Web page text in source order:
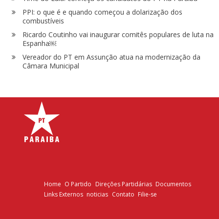
PPI: o que é e quando começou a dolarização dos
combustíveis
Ricardo Coutinho vai inaugurar comitês populares de luta na
Espanha￼
Vereador do PT em Assunção atua na modernização da
Câmara Municipal
Home O Partido Direções Partidárias Documentos
Links Externos noticias Contato Filie-se